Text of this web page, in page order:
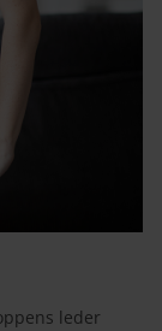
leder